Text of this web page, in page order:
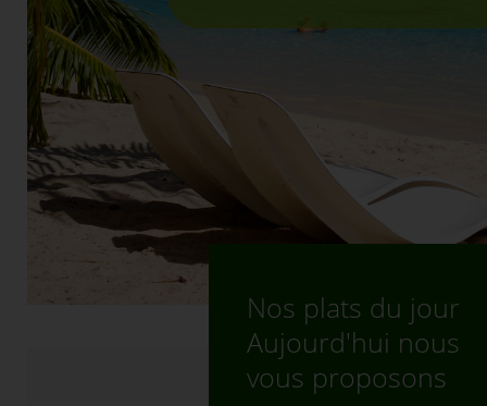
Nos plats du jour
Aujourd'hui nous
vous proposons